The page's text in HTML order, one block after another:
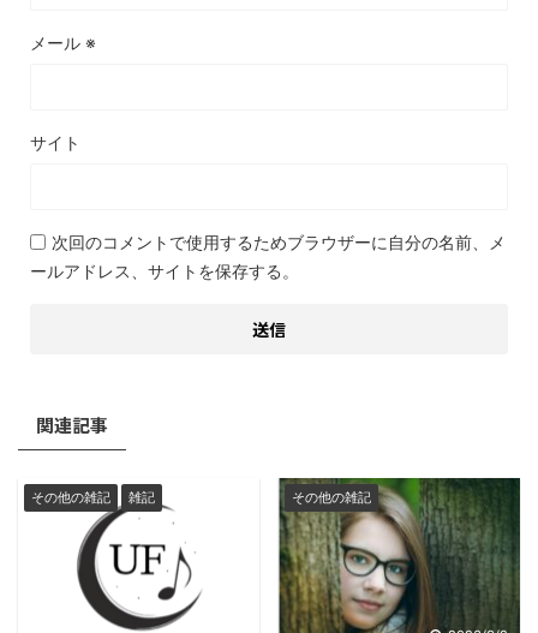
メール ※
サイト
次回のコメントで使用するためブラウザーに自分の名前、メ
ールアドレス、サイトを保存する。
関連記事
その他の雑記 雑記 その他の雑記